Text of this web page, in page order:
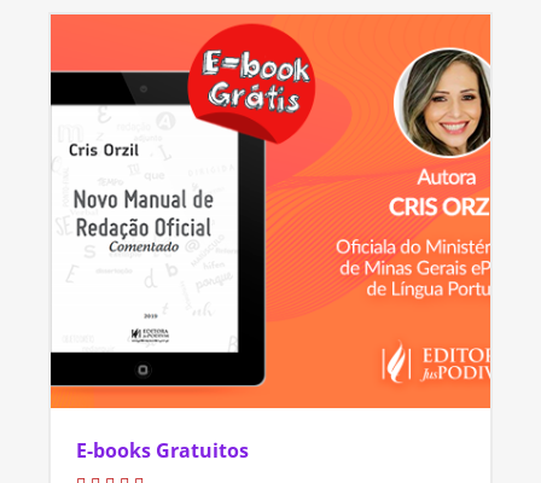
E-books Gratuitos